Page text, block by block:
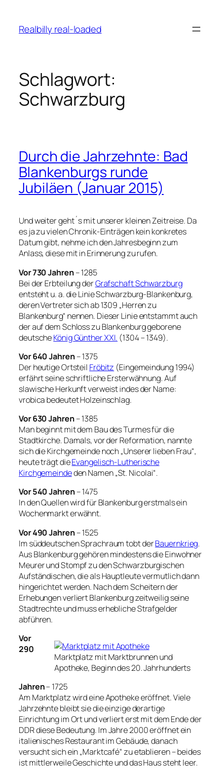
springen
Realbilly real-loaded
Schlagwort:
Schwarzburg
Durch die Jahrzehnte: Bad
Blankenburgs runde
Jubiläen (Januar 2015)
Und weiter geht´s mit unserer kleinen Zeitreise. Da
es ja zu vielen Chronik-Einträgen kein konkretes
Datum gibt, nehme ich den Jahresbeginn zum
Anlass, diese mit in Erinnerung zu rufen.
Vor 730 Jahren– 1285
Bei der Erbteilung derGrafschaft Schwarzburg
entsteht u. a. die Linie Schwarzburg-Blankenburg,
deren Vertreter sich ab 1309 „Herren zu
Blankenburg“ nennen. Dieser Linie entstammt auch
der auf dem Schloss zu Blankenburg geborene
deutscheKönig Günther XXI. (1304 – 1349).
Vor 640 Jahren– 1375
Der heutige Ortsteil Fröbitz (Eingemeindung 1994)
erfährt seine schriftliche Ersterwähnung. Auf
slawische Herkunft verweist indes der Name:
vrobica bedeutet Holzeinschlag.
Vor 630 Jahren– 1385
Man beginnt mit dem Bau des Turmes für die
Stadtkirche. Damals, vor der Reformation, nannte
sich die Kirchgemeinde noch „Unserer lieben Frau“,
heute trägt dieEvangelisch-Lutherische
Kirchgemeindeden Namen „St. Nicolai“.
Vor 540 Jahren– 1475
In den Quellen wird für Blankenburg erstmals ein
Wochenmarkt erwähnt.
Vor 490 Jahren– 1525
Im süddeutschen Sprachraum tobt derBauernkrieg.
Aus Blankenburg gehören mindestens die Einwohner
Meurer und Stompf zu den Schwarzburgischen
Aufständischen, die als Hauptleute vermutlich dann
hingerichtet werden. Nach dem Scheitern der
Erhebungen verliert Blankenburg zeitweilig seine
Stadtrechte und muss erhebliche Strafgelder
abführen.
Marktplatz mit Marktbrunnen und
Apotheke, Beginn des 20. Jahrhunderts
Vor
290
Jahren– 1725
Am Marktplatz wird eine Apotheke eröffnet. Viele
Jahrzehnte bleibt sie die einzige derartige
Einrichtung im Ort und verliert erst mit dem Ende der
DDR diese Bedeutung. Im Jahre 2000 eröffnet ein
italienisches Restaurant im Gebäude, danach
versucht sich ein „Marktcafé“ zu etablieren – beides
ist mittlerweile Geschichte und das Haus steht leer.